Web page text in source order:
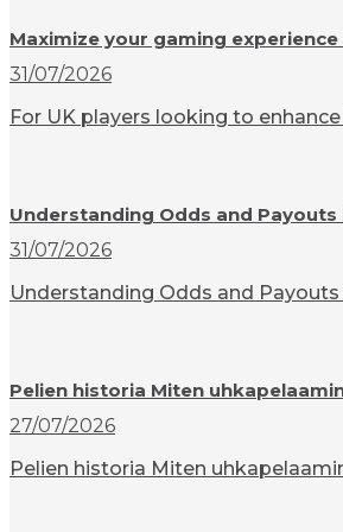
Maximize your gaming
31/07/2026
For UK players looking to
Understanding Odds and Payouts
31/07/2026
Understanding Odds and
Pelien historia Miten
27/07/2026
Pelien historia Miten